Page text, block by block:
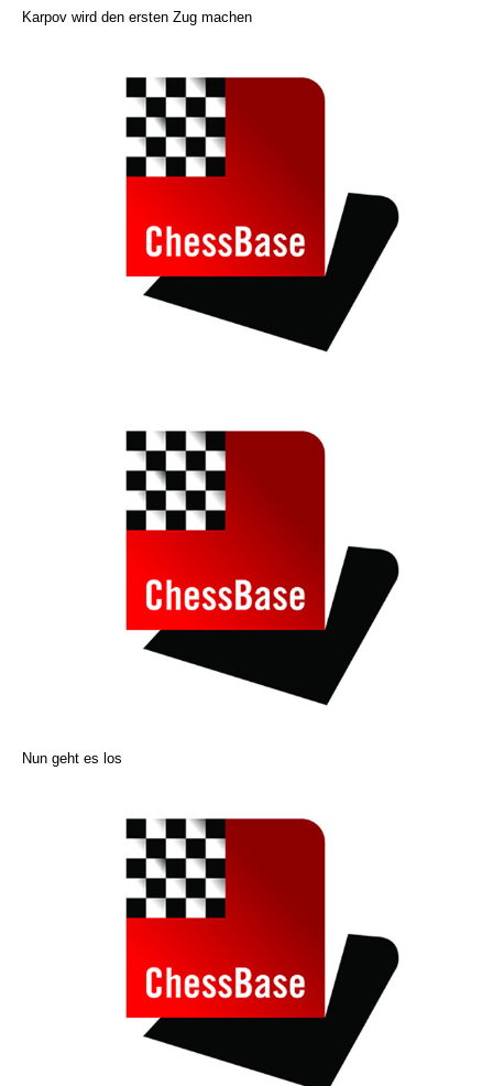
Karpov wird den ersten Zug machen
Nun geht es los